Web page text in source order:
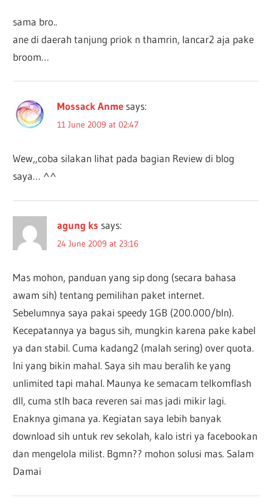
sama bro..
ane di daerah tanjung priok n thamrin, lancar2 aja pake
broom…
Mossack Anme says:
11 June 2009 at 02:47
Wew,,coba silakan lihat pada bagian Review di blog
saya… ^^
agung ks says:
24 June 2009 at 23:16
Mas mohon, panduan yang sip dong (secara bahasa
awam sih) tentang pemilihan paket internet.
Sebelumnya saya pakai speedy 1GB (200.000/bln).
Kecepatannya ya bagus sih, mungkin karena pake kabel
ya dan stabil. Cuma kadang2 (malah sering) over quota.
Ini yang bikin mahal. Saya sih mau beralih ke yang
unlimited tapi mahal. Maunya ke semacam telkomflash
dll, cuma stlh baca reveren sai mas jadi mikir lagi.
Enaknya gimana ya. Kegiatan saya lebih banyak
download sih untuk rev sekolah, kalo istri ya facebookan
dan mengelola milist. Bgmn?? mohon solusi mas. Salam
Damai